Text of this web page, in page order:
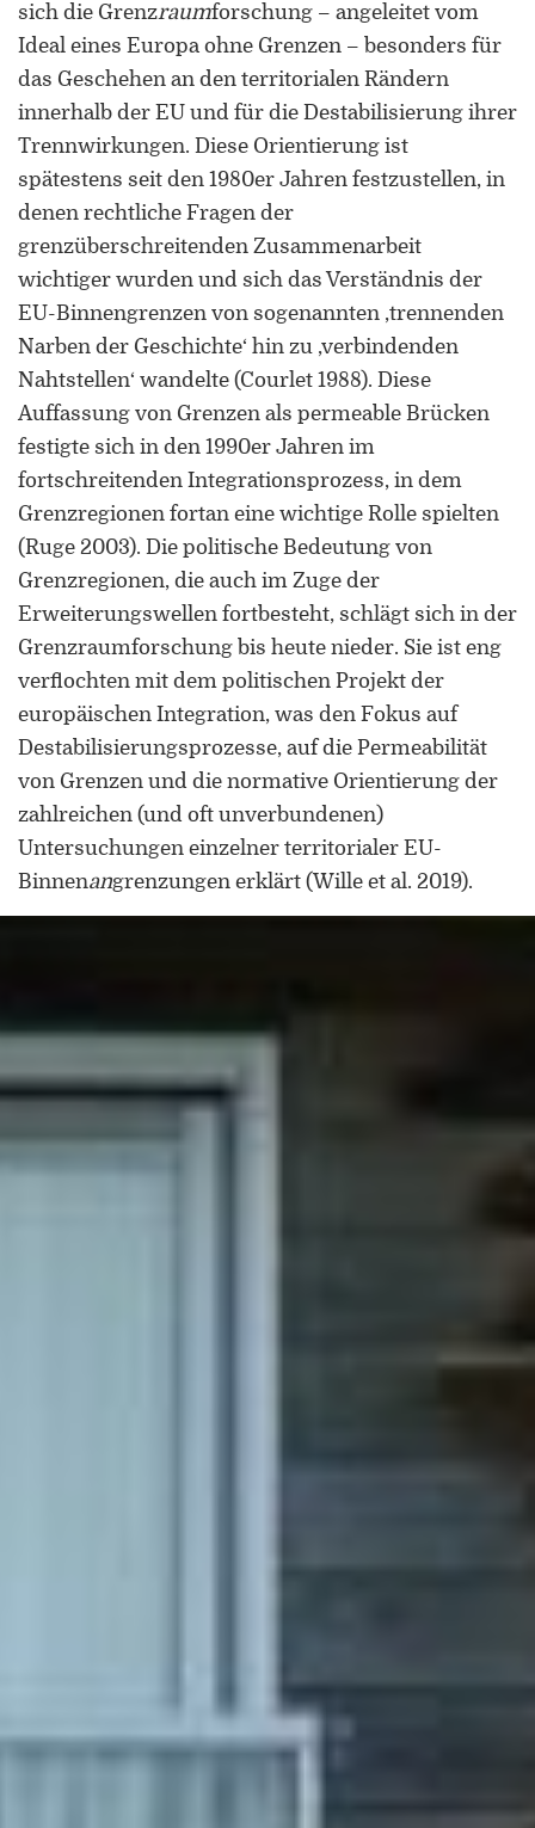
sich die Grenzraumforschung – angeleitet vom
Ideal eines Europa ohne Grenzen – besonders für
das Geschehen an den territorialen Rändern
innerhalb der EU und für die Destabilisierung ihrer
Trennwirkungen. Diese Orientierung ist
spätestens seit den 1980er Jahren festzustellen, in
denen rechtliche Fragen der
grenzüberschreitenden Zusammenarbeit
wichtiger wurden und sich das Verständnis der
EU-Binnengrenzen von sogenannten ‚trennenden
Narben der Geschichte‘ hin zu ‚verbindenden
Nahtstellen‘ wandelte (Courlet 1988). Diese
Auffassung von Grenzen als permeable Brücken
festigte sich in den 1990er Jahren im
fortschreitenden Integrationsprozess, in dem
Grenzregionen fortan eine wichtige Rolle spielten
(Ruge 2003). Die politische Bedeutung von
Grenzregionen, die auch im Zuge der
Erweiterungswellen fortbesteht, schlägt sich in der
Grenzraumforschung bis heute nieder. Sie ist eng
verflochten mit dem politischen Projekt der
europäischen Integration, was den Fokus auf
Destabilisierungsprozesse, auf die Permeabilität
von Grenzen und die normative Orientierung der
zahlreichen (und oft unverbundenen)
Untersuchungen einzelner territorialer EU-
Binnenangrenzungen erklärt (Wille et al. 2019).